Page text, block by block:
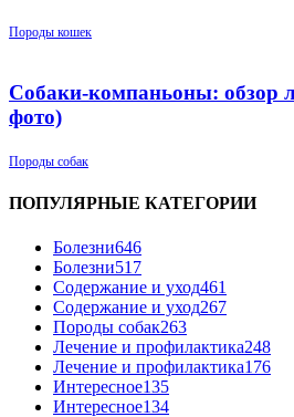
Породы кошек
Собаки-компаньоны: обзор
фото)
Породы собак
ПОПУЛЯРНЫЕ КАТЕГОРИИ
Болезни646
Болезни517
Содержание и уход461
Содержание и уход267
Породы собак263
Лечение и профилактика248
Лечение и профилактика176
Интересное135
Интересное134